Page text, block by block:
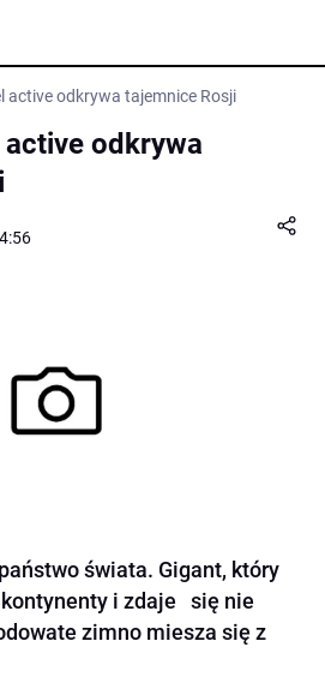
active odkrywa tajemnice Rosji
odkrywa
świata. Gigant, który
i zdaje się nie
zimno miesza się z